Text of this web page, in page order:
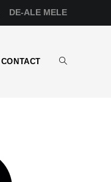
DE-ALE MELE
CONTACT